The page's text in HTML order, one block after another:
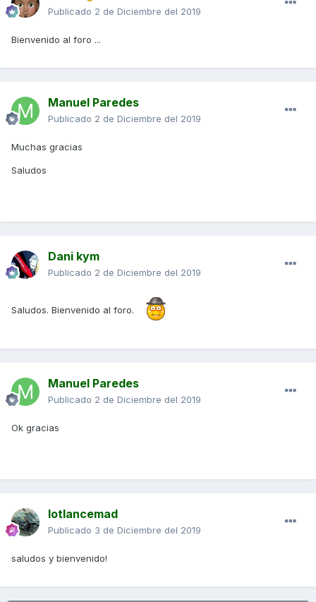
Publicado 2 de Diciembre del 2019
Bienvenido al foro ...
Manuel Paredes
Publicado 2 de Diciembre del 2019
Muchas gracias
Saludos
Dani kym
Publicado 2 de Diciembre del 2019
Saludos. Bienvenido al foro.
Manuel Paredes
Publicado 2 de Diciembre del 2019
Ok gracias
lotlancemad
Publicado 3 de Diciembre del 2019
saludos y bienvenido!